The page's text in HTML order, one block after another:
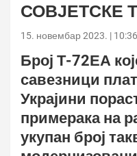
СОВЈЕТСКЕ
15. новембар 2023. | 10:36
Број Т-72ЕА
савезници
Украјини
примерака на
укупан број